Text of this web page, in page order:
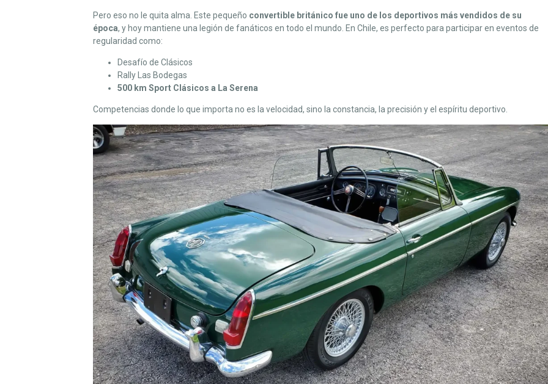
Pero eso no le quita alma. Este pequeño convertible británico fue uno de los deportivos más vendidos de su
época, y hoy mantiene una legión de fanáticos en todo el mundo. En Chile, es perfecto para participar en eventos de
regularidad como:
Desafío de Clásicos
Rally Las Bodegas
500 km Sport Clásicos a La Serena
Competencias donde lo que importa no es la velocidad, sino la constancia, la precisión y el espíritu deportivo.